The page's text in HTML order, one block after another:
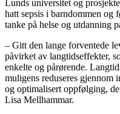
Lunds universitet og
hatt sepsis i barndommen og
tanke på helse og utdanning
– Gitt den lange forventede
påvirket av langtidseffekter,
enkelte og pårørende.
muligens reduseres gjennom
og optimalisert oppfølging,
Lisa Mellhammar.